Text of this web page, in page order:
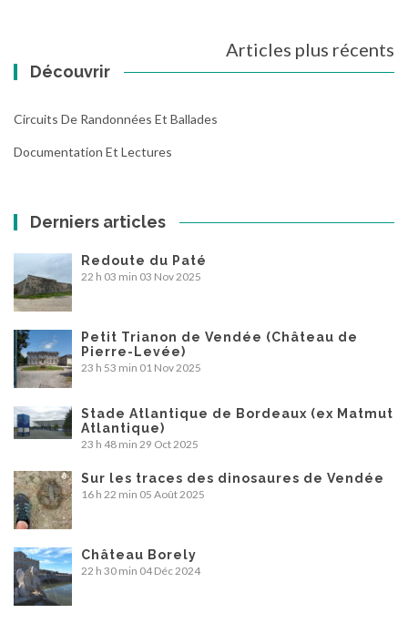
des
articles
Articles plus récents
Découvrir
Circuits De Randonnées Et Ballades
Documentation Et Lectures
Derniers articles
Redoute du Paté
22 h 03 min 03 Nov 2025
Petit Trianon de Vendée (Château de
Pierre-Levée)
23 h 53 min 01 Nov 2025
Stade Atlantique de Bordeaux (ex Matmut
Atlantique)
23 h 48 min 29 Oct 2025
Sur les traces des dinosaures de Vendée
16 h 22 min 05 Août 2025
Château Borely
22 h 30 min 04 Déc 2024